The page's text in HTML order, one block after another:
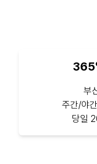
365
부
주간/야
당일